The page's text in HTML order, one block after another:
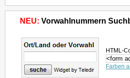
NEU: Vorwahlnummern
HTML-
Farben